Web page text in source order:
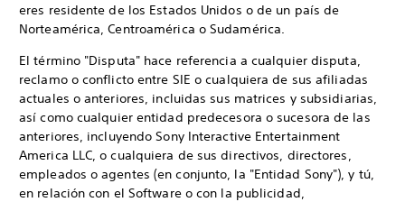
eres residente de los Estados Unidos o de un país de
Norteamérica, Centroamérica o Sudamérica.
El término "Disputa" hace referencia a cualquier disputa,
reclamo o conflicto entre SIE o cualquiera de sus afiliadas
actuales o anteriores, incluidas sus matrices y subsidiarias,
así como cualquier entidad predecesora o sucesora de las
anteriores, incluyendo Sony Interactive Entertainment
America LLC, o cualquiera de sus directivos, directores,
empleados o agentes (en conjunto, la "Entidad Sony"), y tú,
en relación con el Software o con la publicidad,